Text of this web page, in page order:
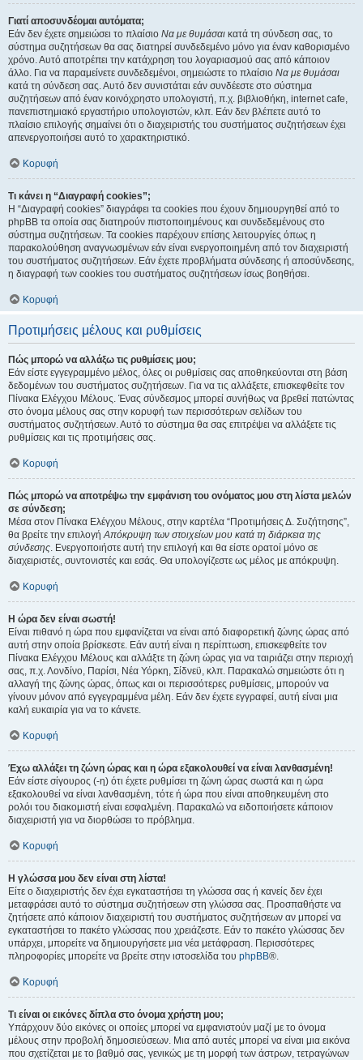
Γιατί αποσυνδέομαι αυτόματα;
Εάν δεν έχετε σημειώσει το πλαίσιο Να με θυμάσαι κατά τη σύνδεση σας, το
σύστημα συζητήσεων θα σας διατηρεί συνδεδεμένο μόνο για έναν καθορισμένο
χρόνο. Αυτό αποτρέπει την κατάχρηση του λογαριασμού σας από κάποιον
άλλο. Για να παραμείνετε συνδεδεμένοι, σημειώστε το πλαίσιο Να με θυμάσαι
κατά τη σύνδεση σας. Αυτό δεν συνιστάται εάν συνδέεστε στο σύστημα
συζητήσεων από έναν κοινόχρηστο υπολογιστή, π.χ. βιβλιοθήκη, internet cafe,
πανεπιστημιακό εργαστήριο υπολογιστών, κλπ. Εάν δεν βλέπετε αυτό το
πλαίσιο επιλογής σημαίνει ότι ο διαχειριστής του συστήματος συζητήσεων έχει
απενεργοποιήσει αυτό το χαρακτηριστικό.
Κορυφή
Τι κάνει η “Διαγραφή cookies”;
Η “Διαγραφή cookies” διαγράφει τα cookies που έχουν δημιουργηθεί από το
phpBB τα οποία σας διατηρούν πιστοποιημένους και συνδεδεμένους στο
σύστημα συζητήσεων. Τα cookies παρέχουν επίσης λειτουργίες όπως η
παρακολούθηση αναγνωσμένων εάν είναι ενεργοποιημένη από τον διαχειριστή
του συστήματος συζητήσεων. Εάν έχετε προβλήματα σύνδεσης ή αποσύνδεσης,
η διαγραφή των cookies του συστήματος συζητήσεων ίσως βοηθήσει.
Κορυφή
Προτιμήσεις μέλους και ρυθμίσεις
Πώς μπορώ να αλλάξω τις ρυθμίσεις μου;
Εάν είστε εγγεγραμμένο μέλος, όλες οι ρυθμίσεις σας αποθηκεύονται στη βάση
δεδομένων του συστήματος συζητήσεων. Για να τις αλλάξετε, επισκεφθείτε τον
Πίνακα Ελέγχου Μέλους. Ένας σύνδεσμος μπορεί συνήθως να βρεθεί πατώντας
στο όνομα μέλους σας στην κορυφή των περισσότερων σελίδων του
συστήματος συζητήσεων. Αυτό το σύστημα θα σας επιτρέψει να αλλάξετε τις
ρυθμίσεις και τις προτιμήσεις σας.
Κορυφή
Πώς μπορώ να αποτρέψω την εμφάνιση του ονόματος μου στη λίστα μελών
σε σύνδεση;
Μέσα στον Πίνακα Ελέγχου Μέλους, στην καρτέλα “Προτιμήσεις Δ. Συζήτησης”,
θα βρείτε την επιλογήΑπόκρυψη των στοιχείων μου κατά τη διάρκεια της
σύνδεσης. Ενεργοποιήστε αυτή την επιλογή και θα είστε ορατοί μόνο σε
διαχειριστές, συντονιστές και εσάς. Θα υπολογίζεστε ως μέλος με απόκρυψη.
Κορυφή
Η ώρα δεν είναι σωστή!
Είναι πιθανό η ώρα που εμφανίζεται να είναι από διαφορετική ζώνης ώρας από
αυτή στην οποία βρίσκεστε. Εάν αυτή είναι η περίπτωση, επισκεφθείτε τον
Πίνακα Ελέγχου Μέλους και αλλάξτε τη ζώνη ώρας για να ταιριάζει στην περιοχή
σας, π.χ. Λονδίνο, Παρίσι, Νέα Υόρκη, Σίδνεϋ, κλπ. Παρακαλώ σημειώστε ότι η
αλλαγή της ζώνης ώρας, όπως και οι περισσότερες ρυθμίσεις, μπορούν να
γίνουν μόνον από εγγεγραμμένα μέλη. Εάν δεν έχετε εγγραφεί, αυτή είναι μια
καλή ευκαιρία για να το κάνετε.
Κορυφή
Έχω αλλάξει τη ζώνη ώρας και η ώρα εξακολουθεί να είναι λανθασμένη!
Εάν είστε σίγουρος (-η) ότι έχετε ρυθμίσει τη ζώνη ώρας σωστά και η ώρα
εξακολουθεί να είναι λανθασμένη, τότε ή ώρα που είναι αποθηκευμένη στο
ρολόι του διακομιστή είναι εσφαλμένη. Παρακαλώ να ειδοποιήσετε κάποιον
διαχειριστή για να διορθώσει το πρόβλημα.
Κορυφή
Η γλώσσα μου δεν είναι στη λίστα!
Είτε ο διαχειριστής δεν έχει εγκαταστήσει τη γλώσσα σας ή κανείς δεν έχει
μεταφράσει αυτό το σύστημα συζητήσεων στη γλώσσα σας. Προσπαθήστε να
ζητήσετε από κάποιον διαχειριστή του συστήματος συζητήσεων αν μπορεί να
εγκαταστήσει το πακέτο γλώσσας που χρειάζεστε. Εάν το πακέτο γλώσσας δεν
υπάρχει, μπορείτε να δημιουργήσετε μια νέα μετάφραση. Περισσότερες
πληροφορίες μπορείτε να βρείτε στην ιστοσελίδα του phpBB®.
Κορυφή
Τι είναι οι εικόνες δίπλα στο όνομα χρήστη μου;
Υπάρχουν δύο εικόνες οι οποίες μπορεί να εμφανιστούν μαζί με το όνομα
μέλους στην προβολή δημοσιεύσεων. Μια από αυτές μπορεί να είναι μια εικόνα
που σχετίζεται με το βαθμό σας, γενικώς με τη μορφή των άστρων, τετραγώνων